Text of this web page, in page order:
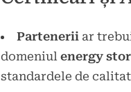
Partenerii ar
domeniul energy
standardele de